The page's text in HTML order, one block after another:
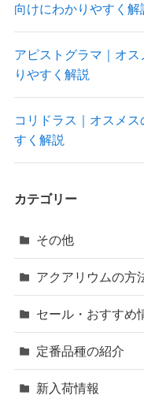
向けにわかりやすく解
アピストグラマ｜オ
りやすく解説
コリドラス｜オスメ
すく解説
カテゴリー
その他
アクアリウムの方
セール・おすすめ
定番品種の紹介
新入荷情報